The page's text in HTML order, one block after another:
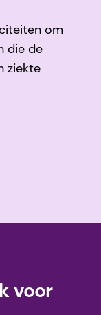
om
die de
ziekte
voor